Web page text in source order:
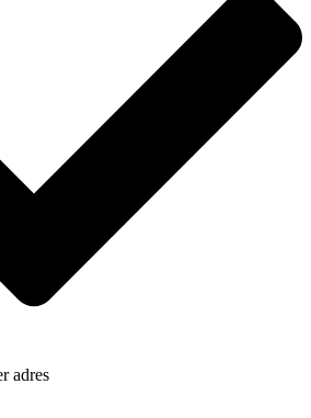
adres